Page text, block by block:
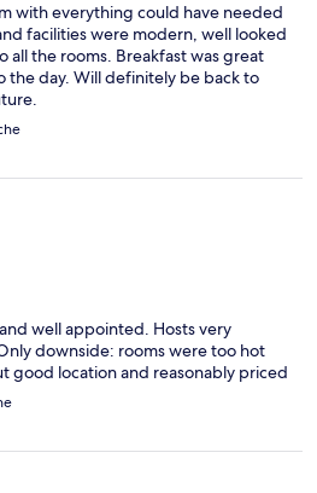
with everything could have needed
facilities were modern, well looked
all the rooms. Breakfast was great
the day. Will definitely be back to
well appointed. Hosts very
downside: rooms were too hot
good location and reasonably priced